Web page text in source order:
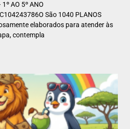
AO 5º ANO
São 1040 PLANOS
elaborados para atender às
contempla